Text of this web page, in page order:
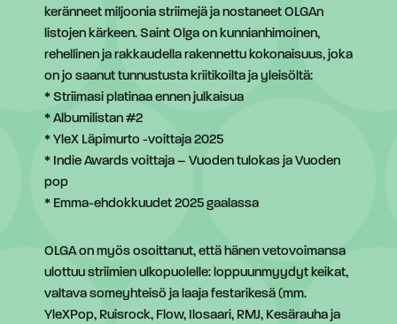
keränneet miljoonia striimejä ja nostaneet OLGAn
listojen kärkeen. Saint Olga on kunnianhimoinen,
rehellinen ja rakkaudella rakennettu kokonaisuus, joka
on jo saanut tunnustusta kriitikoilta ja yleisöltä:
* Striimasi platinaa ennen julkaisua
* Albumilistan #2
* YleX Läpimurto -voittaja 2025
* Indie Awards voittaja – Vuoden tulokas ja Vuoden
pop
* Emma-ehdokkuudet 2025 gaalassa
OLGA on myös osoittanut, että hänen vetovoimansa
ulottuu striimien ulkopuolelle: loppuunmyydyt keikat,
valtava someyhteisö ja laaja festarikesä (mm.
YleXPop, Ruisrock, Flow, Ilosaari, RMJ, Kesärauha ja